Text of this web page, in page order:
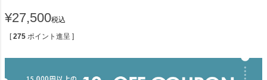
¥27,500税込
[ 275 ポイント進呈 ]